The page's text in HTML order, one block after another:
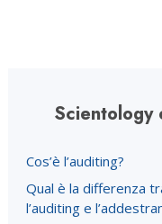
Scientology
Cos’è l’auditing?
Qual è la differenza
l’auditing e